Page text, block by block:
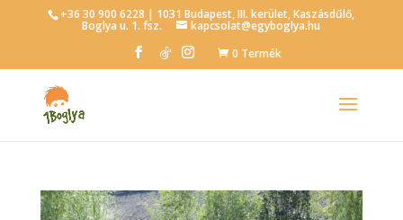
+36 30 900 6228 | 1031 Budapest, III. kerület, Kaszásdűlő,
Boglya u. 1. fsz.
kapcsolat@egyboglya.hu
0 Termék